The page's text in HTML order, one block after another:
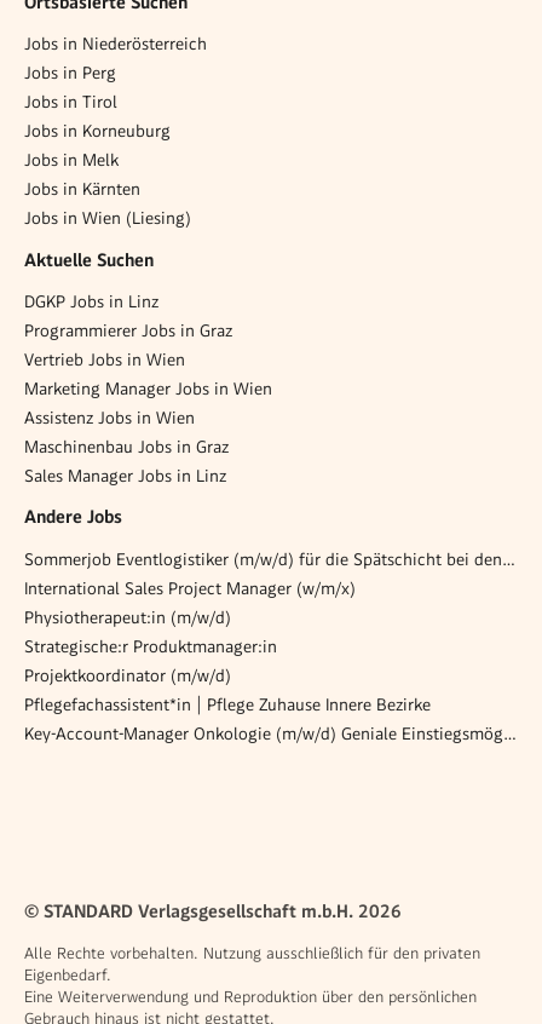
Jobs in Niederösterreich
Jobs in Perg
Jobs in Tirol
Jobs in Korneuburg
Jobs in Melk
Jobs in Kärnten
Jobs in Wien (Liesing)
Aktuelle Suchen
DGKP Jobs in Linz
Programmierer Jobs in Graz
Vertrieb Jobs in Wien
Marketing Manager Jobs in Wien
Assistenz Jobs in Wien
Maschinenbau Jobs in Graz
Sales Manager Jobs in Linz
Andere Jobs
Sommerjob Eventlogistiker (m/w/d) für die Spätschicht bei den Opernfestspiele in St. Margarethen
International Sales Project Manager (w/m/x)
Physiotherapeut:in (m/w/d)
Strategische:r Produktmanager:in
Projektkoordinator (m/w/d)
Pflegefachassistent*in | Pflege Zuhause Innere Bezirke
Key-Account-Manager Onkologie (m/w/d) Geniale Einstiegsmöglichkeit in die Onkologie
© STANDARD Verlagsgesellschaft m.b.H. 2026
Alle Rechte vorbehalten. Nutzung ausschließlich für den privaten
Eigenbedarf.
Eine Weiterverwendung und Reproduktion über den persönlichen
Gebrauch hinaus ist nicht gestattet.